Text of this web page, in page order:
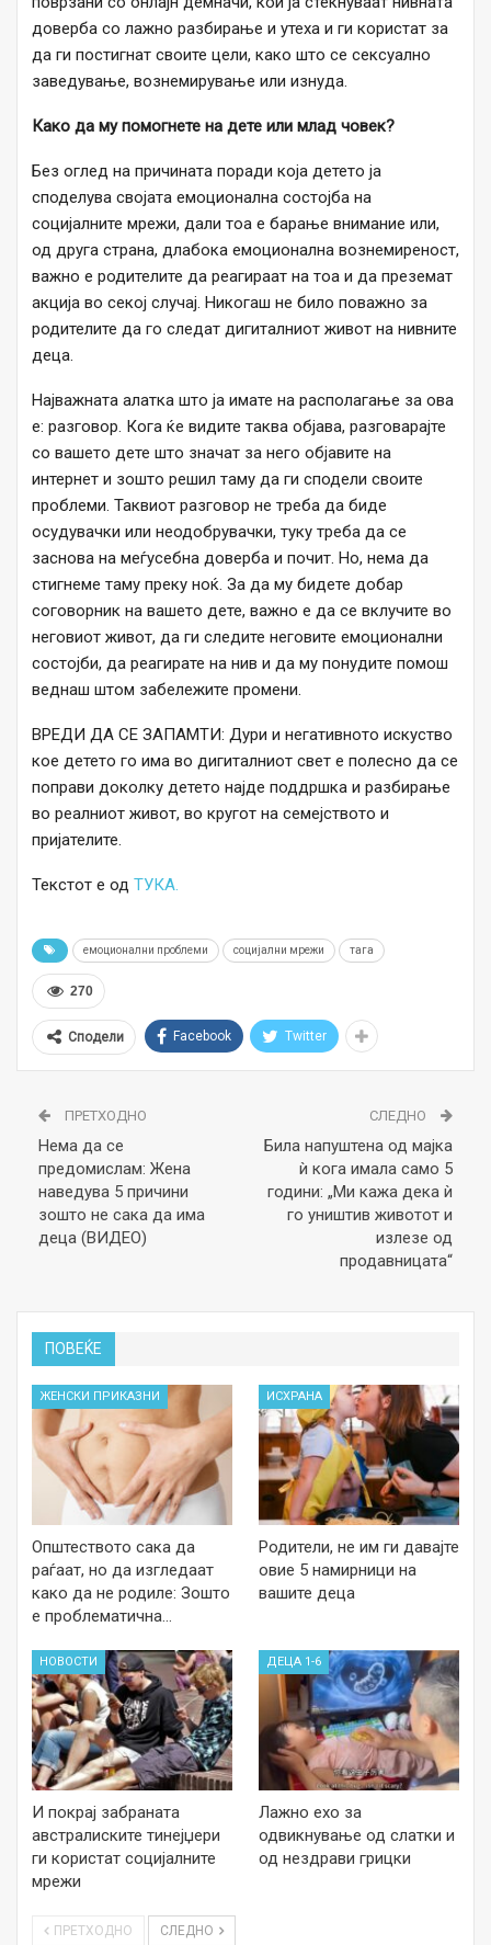
доверба со лажно разбирање и утеха и ги користат за
да ги постигнат своите цели, како што се сексуално
заведување, вознемирување или изнуда.
Како да му помогнете на дете или млад човек?
Без оглед на причината поради која детето ја
споделува својата емоционална состојба на
социјалните мрежи, дали тоа е барање внимание или,
од друга страна, длабока емоционална вознемиреност,
важно е родителите да реагираат на тоа и да преземат
акција во секој случај. Никогаш не било поважно за
родителите да го следат дигиталниот живот на нивните
деца.
Најважната алатка што ја имате на располагање за ова
е: разговор. Кога ќе видите таква објава, разговарајте
со вашето дете што значат за него објавите на
интернет и зошто решил таму да ги сподели своите
проблеми. Таквиот разговор не треба да биде
осудувачки или неодобрувачки, туку треба да се
заснова на меѓусебна доверба и почит. Но, нема да
стигнеме таму преку ноќ. За да му бидете добар
соговорник на вашето дете, важно е да се вклучите во
неговиот живот, да ги следите неговите емоционални
состојби, да реагирате на нив и да му понудите помош
веднаш штом забележите промени.
ВРЕДИ ДА СЕ ЗАПАМТИ: Дури и негативното искуство
кое детето го има во дигиталниот свет е полесно да се
поправи доколку детето најде поддршка и разбирање
во реалниот живот, во кругот на семејството и
пријателите.
Текстот е од ТУКА.
емоционални проблеми социјални мрежи тага
270
Сподели Facebook Twitter
ПРЕТХОДНО
Нема да се
предомислам: Жена
наведува 5 причини
зошто не сака да има
деца (ВИДЕО)
СЛЕДНО
Била напуштена од мајка
ѝ кога имала само 5
години: „Ми кажа дека ѝ
го уништив животот и
излезе од
продавницата“
ПОВЕЌЕ
ЖЕНСКИ ПРИКАЗНИ
Општеството сака да
раѓаат, но да изгледаат
како да не родиле: Зошто
е проблематична…
ИСХРАНА
Родители, не им ги давајте
овие 5 намирници на
вашите деца
НОВОСТИ
И покрај забраната
австралиските тинејџери
ги користат социјалните
мрежи
ДЕЦА 1-6
Лажно ехо за
одвикнување од слатки и
од нездрави грицки
ПРЕТХОДНО СЛЕДНО